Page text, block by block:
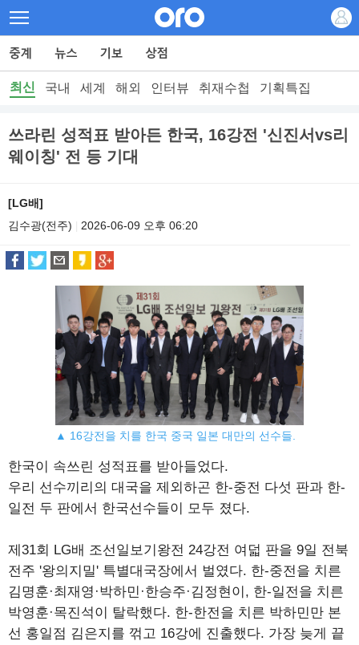
최신 국내 세계 해외 인터뷰 취재수첩 기획특집
쓰라린 성적표 받아든 한국, 16강전 '신진서vs리
웨이칭' 전 등 기대
[LG배]
김수광(전주)
2026-06-09 오후 06:20
▲ 16강전을 치를 한국 중국 일본 대만의 선수들.
한국이 속쓰린 성적표를 받아들었다.
우리 선수끼리의 대국을 제외하곤 한-중전 다섯 판과 한-
일전 두 판에서 한국선수들이 모두 졌다.
제31회 LG배 조선일보기왕전 24강전 여덟 판을 9일 전북
전주 '왕의지밀' 특별대국장에서 벌였다. 한-중전을 치른
김명훈·최재영·박하민·한승주·김정현이, 한-일전을 치른
박영훈·목진석이 탈락했다. 한-한전을 치른 박하민만 본
선 홍일점 김은지를 꺾고 16강에 진출했다. 가장 늦게 끝